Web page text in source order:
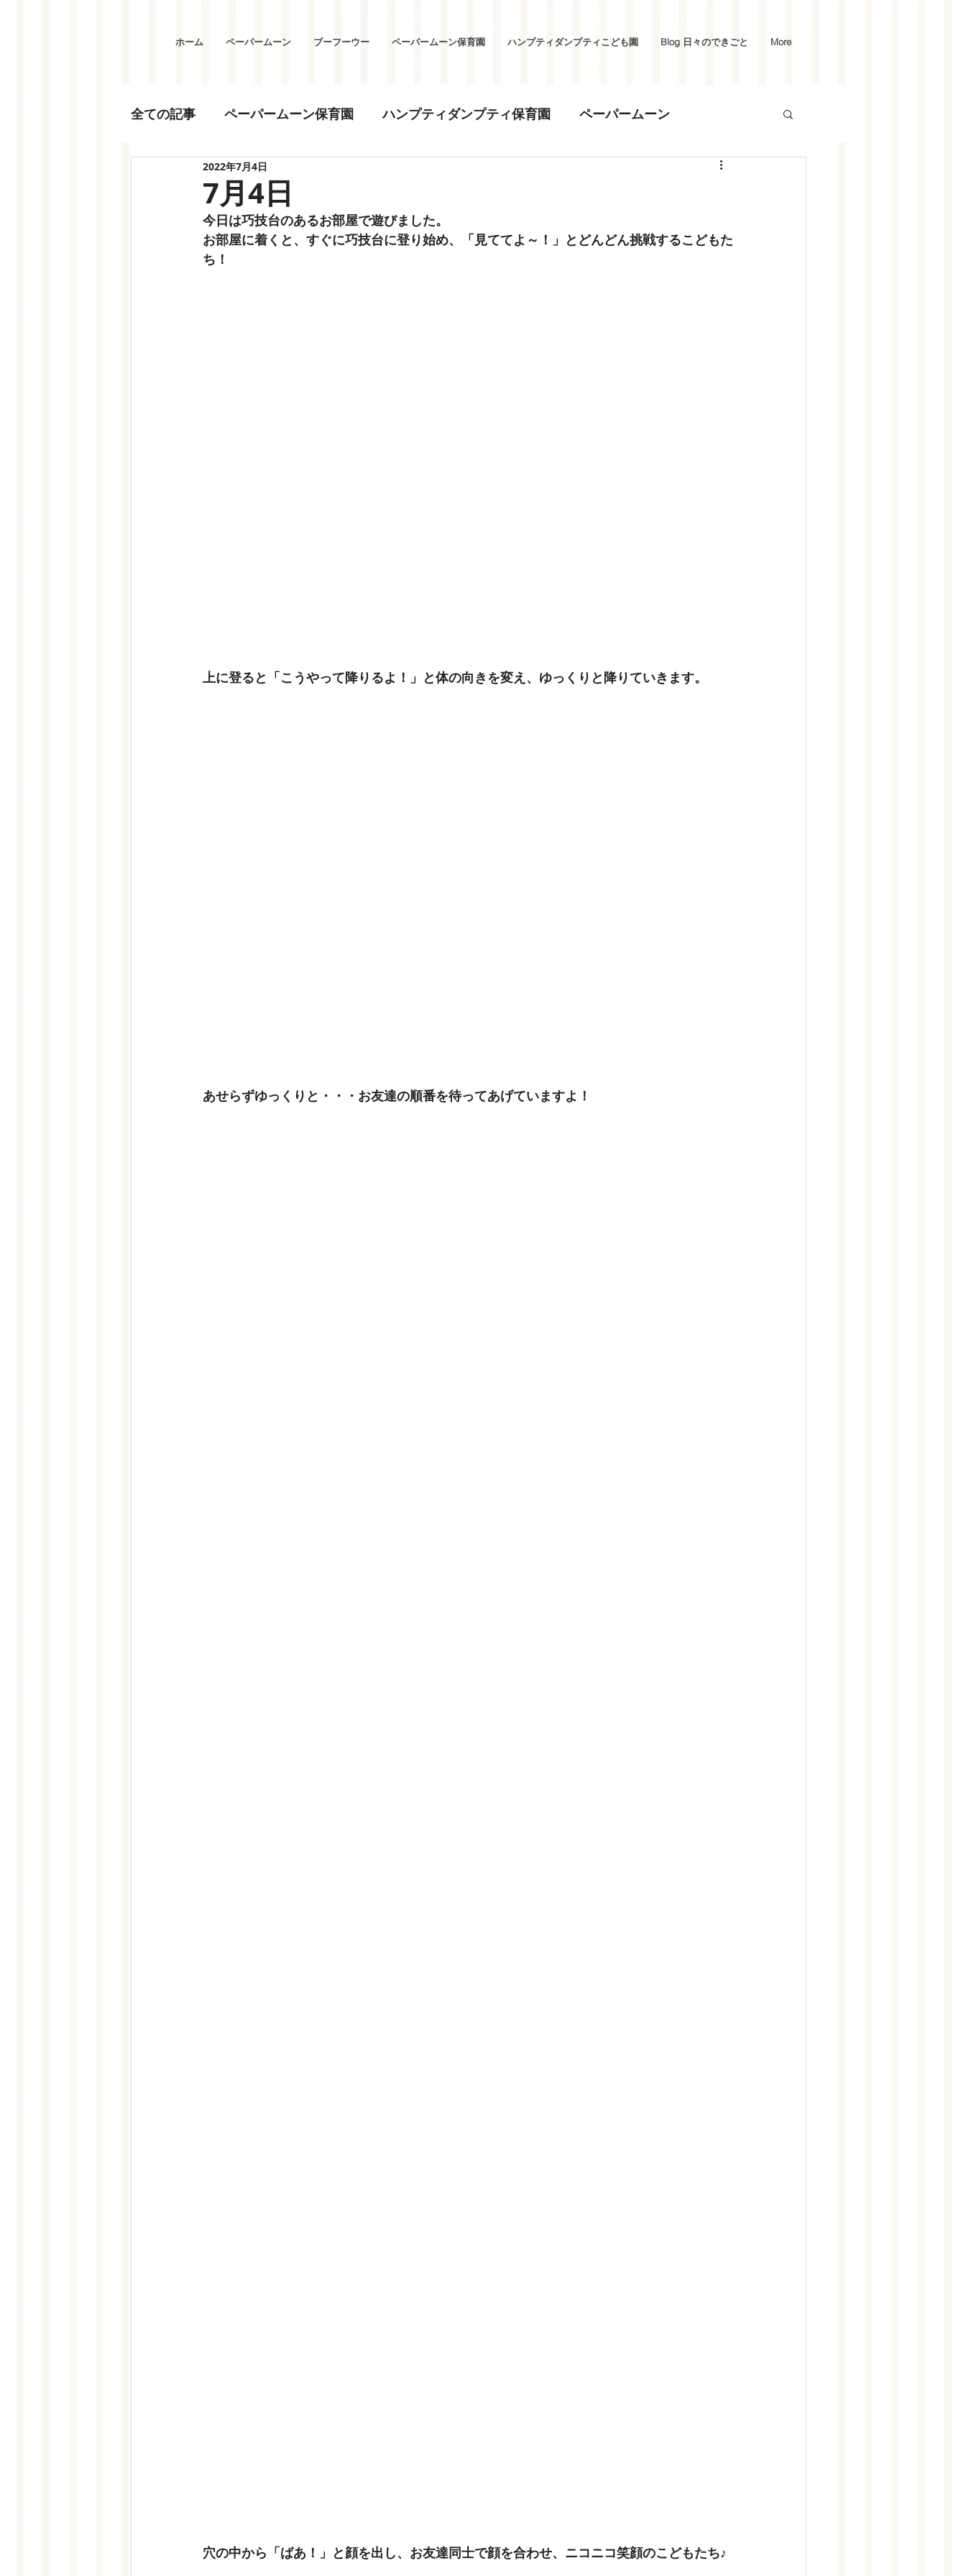
ホーム ペーパームーン ブーフーウー ペーパームーン保育園 ハンプティダンプティこども園 Blog 日々のできごと More
全ての記事 ペーパームーン保育園 ハンプティダンプティ保育園 ペーパームーン
7月4日
2022年7月4日
今日は巧技台のあるお部屋で遊びました。
お部屋に着くと、すぐに巧技台に登り始め、「見ててよ～！」とどんどん挑戦するこどもた
ち！
上に登ると「こうやって降りるよ！」と体の向きを変え、ゆっくりと降りていきます。
あせらずゆっくりと・・・お友達の順番を待ってあげていますよ！
穴の中から「ばあ！」と顔を出し、お友達同士で顔を合わせ、ニコニコ笑顔のこどもたち♪